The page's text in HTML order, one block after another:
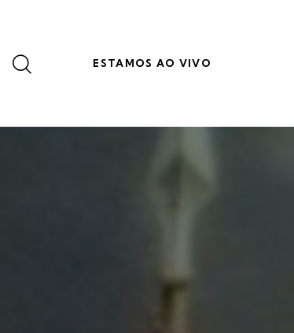
ESTAMOS AO VIVO